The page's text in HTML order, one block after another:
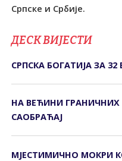
Српске и Србије.
ДЕСК ВИЈЕСТИ
СРПСКА БОГАТИЈА ЗА 32
НА ВЕЋИНИ ГРАНИЧНИХ
САОБРАЋАЈ
МЈЕСТИМИЧНО МОКРИ